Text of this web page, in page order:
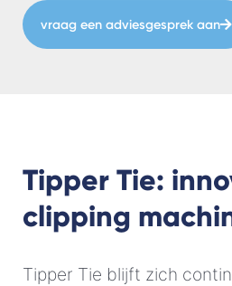
vraag een adviesgesprek aan
Tipper Tie:
clipping
Tipper Tie blijft zich